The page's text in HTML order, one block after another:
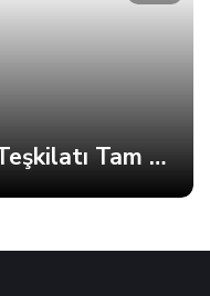
Anahtar Parti Kocaeli Teşkilatı Tam Kadro Toplandı